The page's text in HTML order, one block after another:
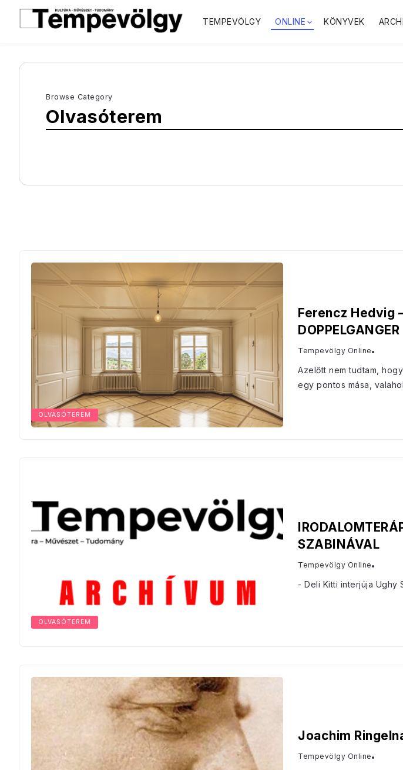
TEMPEVÖLGY ONLINE KÖNYVEK
Browse Category
Olvasóterem
OLVASÓTEREM
Ferencz Hedvig
DOPPELGANGER
Tempevölgy Online
Azelőtt nem tudtam,
egy pontos mása,
OLVASÓTEREM
SZABINÁVAL
Tempevölgy Online
- Deli Kitti interjúja Ughy
Joachim
Tempevölgy Online